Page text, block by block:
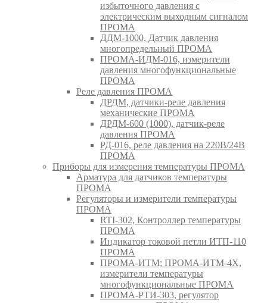
избыточного давления с
электрическим выходным сигналом
ПРОМА
ДДМ-1000, Датчик давления
многопредельный ПРОМА
ПРОМА-ИДМ-016, измерители
давления многофункциональные
ПРОМА
Реле давления ПРОМА
ДРДМ, датчики-реле давления
механические ПРОМА
ДРДМ-600 (1000), датчик-реле
давления ПРОМА
РД-016, реле давления на 220В/24В
ПРОМА
Приборы для измерения температуры ПРОМА
Арматура для датчиков температуры
ПРОМА
Регуляторы и измерители температуры
ПРОМА
RTI-302, Контроллер температуры
ПРОМА
Индикатор токовой петли ИТП-110
ПРОМА
ПРОМА-ИТМ; ПРОМА-ИТМ-4Х,
измерители температуры
многофункциональные ПРОМА
ПРОМА-РТИ-303, регулятор